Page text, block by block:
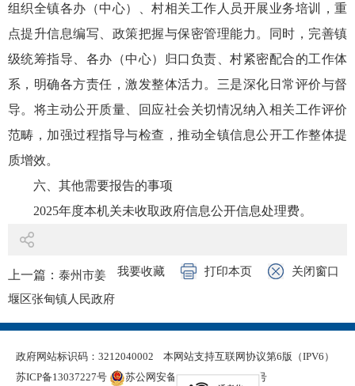
组织全镇各办（中心）、村相关工作人员开展业务培训，重
点提升信息编写、政策把握与保密管理能力。同时，完善镇
级统筹指导、各办（中心）归口负责、村紧密配合的工作体
系，明确各方责任，激发整体活力。三是深化日常评价与督
导。将主动公开质量、回应社会关切情况纳入相关工作评价
范畴，加强过程指导与检查，推动全镇信息公开工作整体提
质增效。
六、其他需要报告的事项
2025年度本机关未收取政府信息公开信息处理费。
我要收藏 打印本页 关闭窗口
上一篇： 泰州市姜
堰区张甸镇人民政府
2025年政府信息公开
下一篇： 泰州市姜
政府网站标识码：3212040002
本网站支持互联网协议第6版（IPV6）
苏ICP备13037227号
苏公网安备 32120402000321号